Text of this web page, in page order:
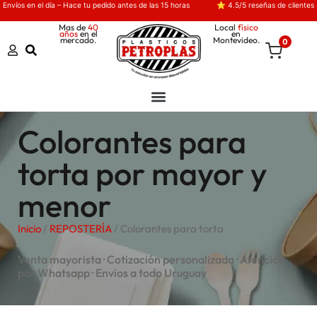
Envíos en el día – Hace tu pedido antes de las 15 horas ⭐ 4.5/5 reseñas de clientes
Mas de 40
añosen el
mercado.
Local físico
en
Montevideo. 0
Colorantes para
torta por mayor y
menor
Inicio / REPOSTERÍA / Colorantes para torta
Venta mayorista · Cotización personalizada · Atención
por Whatsapp · Envios a todo Uruguay